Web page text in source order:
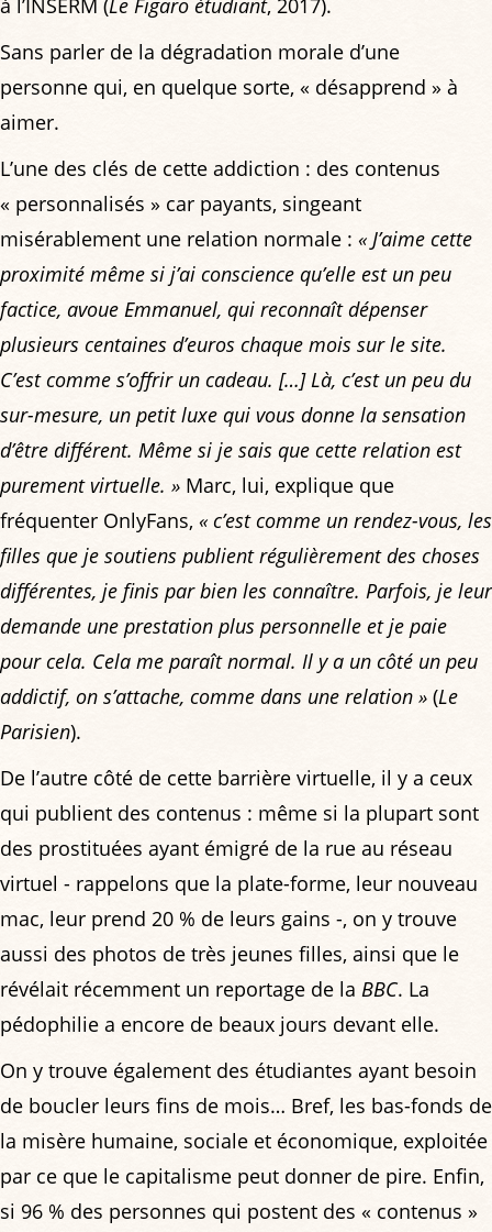
à l’INSERM (Le Figaro étudiant, 2017).
Sans parler de la dégradation morale d’une
personne qui, en quelque sorte, « désapprend » à
aimer.
L’une des clés de cette addiction : des contenus
« personnalisés » car payants, singeant
misérablement une relation normale : « J’aime cette
proximité même si j’ai conscience qu’elle est un peu
factice, avoue Emmanuel, qui reconnaît dépenser
plusieurs centaines d’euros chaque mois sur le site.
C’est comme s’offrir un cadeau. […] Là, c’est un peu du
sur-mesure, un petit luxe qui vous donne la sensation
d’être différent. Même si je sais que cette relation est
purement virtuelle. » Marc, lui, explique que
fréquenter OnlyFans, « c’est comme un rendez-vous, les
filles que je soutiens publient régulièrement des choses
différentes, je finis par bien les connaître. Parfois, je leur
demande une prestation plus personnelle et je paie
pour cela. Cela me paraît normal. Il y a un côté un peu
addictif, on s’attache, comme dans une relation » (Le
Parisien).
De l’autre côté de cette barrière virtuelle, il y a ceux
qui publient des contenus : même si la plupart sont
des prostituées ayant émigré de la rue au réseau
virtuel - rappelons que la plate-forme, leur nouveau
mac, leur prend 20 % de leurs gains -, on y trouve
aussi des photos de très jeunes filles, ainsi que le
révélait récemment un reportage de la BBC. La
pédophilie a encore de beaux jours devant elle.
On y trouve également des étudiantes ayant besoin
de boucler leurs fins de mois… Bref, les bas-fonds de
la misère humaine, sociale et économique, exploitée
par ce que le capitalisme peut donner de pire. Enfin,
si 96 % des personnes qui postent des « contenus »